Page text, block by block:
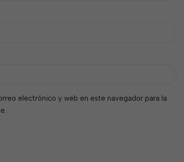
electrónico y web en este navegador para la